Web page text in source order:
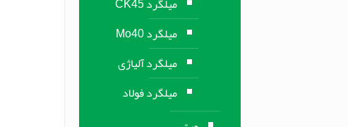
میلگرد Mo40
میلگرد آلیاژی
میلگرد فولاد